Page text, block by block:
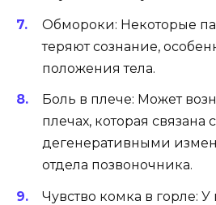
Обмороки: Некоторые
теряют сознание,
положения тела.
Боль в плече: Может
плечах, которая связана с
дегенеративными
отдела позвоночника.
Чувство комка в горле: У